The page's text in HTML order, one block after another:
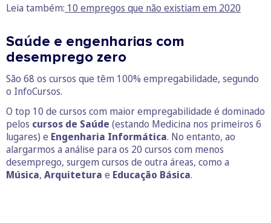
Leia também: 10 empregos que não existiam em 2020
Saúde e engenharias com
desemprego zero
São 68 os cursos que têm 100% empregabilidade, segundo
o InfoCursos.
O top 10 de cursos com maior empregabilidade é dominado
pelos cursos de Saúde (estando Medicina nos primeiros 6
lugares) e Engenharia Informática. No entanto, ao
alargarmos a análise para os 20 cursos com menos
desemprego, surgem cursos de outra áreas, como a
Música, Arquitetura e Educação Básica.